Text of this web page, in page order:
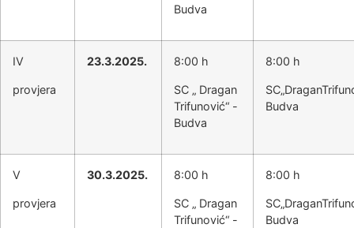
Budva
IV
provjera
23.3.2025. 8:00 h
SC „ Dragan
Trifunović“ -
Budva
8:00 h
Budva
V
provjera
30.3.2025. 8:00 h
SC „ Dragan
Trifunović“ -
8:00 h
Budva